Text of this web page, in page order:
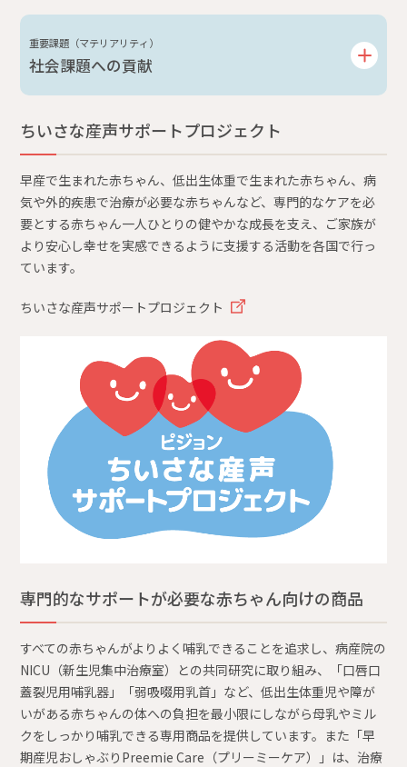
重要課題（マテリアリティ）
社会課題への貢献
ちいさな産声サポートプロジェクト
早産で生まれた赤ちゃん、低出生体重で生まれた赤ちゃん、病
気や外的疾患で治療が必要な赤ちゃんなど、専門的なケアを必
要とする赤ちゃん一人ひとりの健やかな成長を支え、ご家族が
より安心し幸せを実感できるように支援する活動を各国で行っ
ています。
ちいさな産声サポートプロジェクト
専門的なサポートが必要な赤ちゃん向けの商品
すべての赤ちゃんがよりよく哺乳できることを追求し、病産院の
NICU（新生児集中治療室）との共同研究に取り組み、「口唇口
蓋裂児用哺乳器」「弱吸啜用乳首」など、低出生体重児や障が
いがある赤ちゃんの体への負担を最小限にしながら母乳やミル
クをしっかり哺乳できる専用商品を提供しています。また「早
期産児おしゃぶりPreemie Care（プリーミーケア）」は、治療